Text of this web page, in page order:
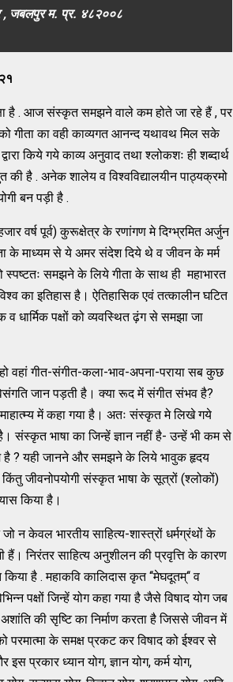
, जबलपुर म. प्र. ४८२००८
है . आज संस्कृत समझने वाले कम होते जा रहे हैं , पर
गीता का वही काव्यगत आनन्द यथावथ मिल सके
किये गये काव्य अनुवाद तथा श्लोकशः ही शब्दार्थ
की है . अनेक शालेय व विश्वविद्यालयीन पाठ्यक्रमो
बन पड़ी है .
वर्ष पूर्व) कुरूक्षेत्र के रणांगण मे दिग्भ्रमित अर्जुन
के माध्यम से ये अमर संदेश दिये थे व जीवन के मर्म
को स्पष्टतः समझने के लिये गीता के साथ ही महाभारत
का इतिहास है। ऐतिहासिक एवं तत्कालीन घटित
धार्मिक पक्षों को व्यवस्थित ढ़ंग से समझा जा
वहां गीत-संगीत-कला-भाव-अपना-पराया सब कुछ
जान पड़ती है। क्या रूद में संगीत संभव है?
में कहा गया है। अतः संस्कृत मे लिखे गये
संस्कृत भाषा का जिन्हें ज्ञान नहीं है- उन्हें भी कम से
है ? यही जानने और समझने के लिये भावुक हृदय
जीवनोपयोगी संस्कृत भाषा के सूत्रों (श्लोकों)
किया है।
जो न केवल भारतीय साहित्य-शास्त्रों धर्मग्रंथों के
निरंतर साहित्य अनुशीलन की प्रवृत्ति के कारण
है . महाकवि कालिदास कृत ‘‘मेघदूतम्‘‘ व
पक्षों जिन्हें योग कहा गया है जैसे विषाद योग जब
की सृष्टि का निर्माण करता है जिससे जीवन में
के समक्ष प्रकट कर विषाद को ईश्वर से
प्रकार ध्यान योग, ज्ञान योग, कर्म योग,